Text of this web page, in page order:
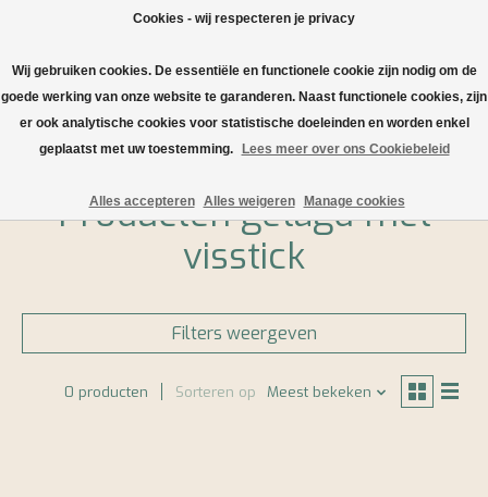
Verlanglijst
Home / Tags / visstick
Producten getagd met
visstick
Filters weergeven
0 producten Sorteren op Meest bekeken
Cookies - wij respecteren je privacy
Wij gebruiken cookies. De essentiële en functionele cookie zijn nodig om de
goede werking van onze website te garanderen. Naast functionele cookies, zijn
er ook analytische cookies voor statistische doeleinden en worden enkel
geplaatst met uw toestemming.
Lees meer over ons Cookiebeleid
Alles accepteren Alles weigeren Manage cookies